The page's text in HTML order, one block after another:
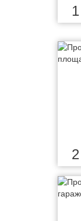
1
2